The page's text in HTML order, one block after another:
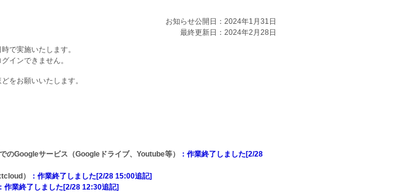
お知らせ公開日：2024年1月31日
最終更新日：2024年2月28日
で実施いたします。
インできません。
をお願いいたします。
サービス（Googleドライブ、Youtube等）
：作業終了しました[2/28
）
：作業終了しました[2/28 15:00追記]
：作業終了しました[2/28 12:30追記]